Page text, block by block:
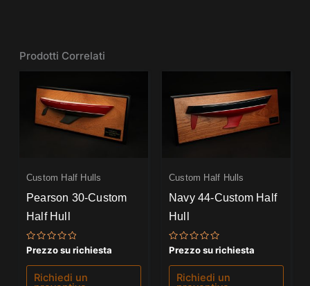
Prodotti Correlati
Custom Half Hulls
Pearson 30-Custom
Half Hull
Valutato
0
su
Prezzo su richiesta
Richiedi un
Custom Half Hulls
Navy 44-Custom Half
Hull
Valutato
0
su
Prezzo su richiesta
Richiedi un